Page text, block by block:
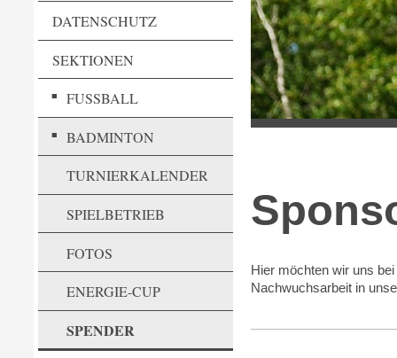
DATENSCHUTZ
SEKTIONEN
FUSSBALL
BADMINTON
TURNIERKALENDER
SPIELBETRIEB
FOTOS
ENERGIE-CUP
SPENDER
Hier möchten wir uns
Nachwuchsarbeit in